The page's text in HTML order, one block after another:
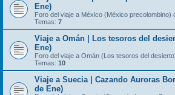
Ene)
Foro del viaje a México (México precolombino)
Temas: 7
Viaje a Omán | Los tesoros del
Ene)
Foro del viaje a Omán (Los tesoros del
Temas: 10
Viaje a Suecia | Cazando Auroras
de Ene)